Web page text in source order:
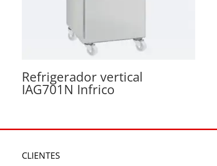
Refrigerador vertical
IAG701N Infrico
CLIENTES